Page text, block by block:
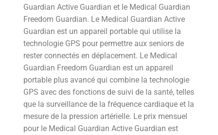
Guardian Active Guardian et le Medical Guardian
Freedom Guardian. Le Medical Guardian Active
Guardian est un appareil portable qui utilise la
technologie GPS pour permettre aux seniors de
rester connectés en déplacement. Le Medical
Guardian Freedom Guardian est un appareil
portable plus avancé qui combine la technologie
GPS avec des fonctions de suivi de la santé, telles
que la surveillance de la fréquence cardiaque et la
mesure de la pression artérielle. Le prix mensuel
pour le Medical Guardian Active Guardian est